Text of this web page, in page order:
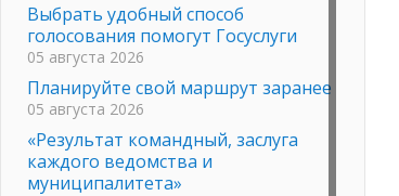
Выбрать удобный способ
голосования помогут Госуслуги
05 августа 2026
Планируйте свой маршрут заранее
05 августа 2026
«Результат командный, заслуга
каждого ведомства и
муниципалитета»